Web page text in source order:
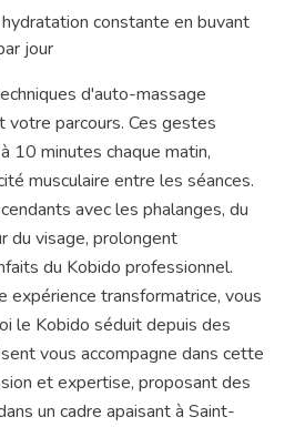
constante en buvant
jour
d'auto-massage
parcours. Ces gestes
10 minutes chaque matin,
musculaire entre les séances.
avec les phalanges, du
du visage, prolongent
du Kobido professionnel.
transformatrice, vous
le Kobido séduit depuis des
vous accompagne dans cette
et expertise, proposant des
un cadre apaisant à Saint-